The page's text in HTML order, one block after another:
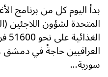
بدأ اليوم كل من برنامج
المتحدة لشؤون اللاجئين
العراقيين حاجةً في
سورية...